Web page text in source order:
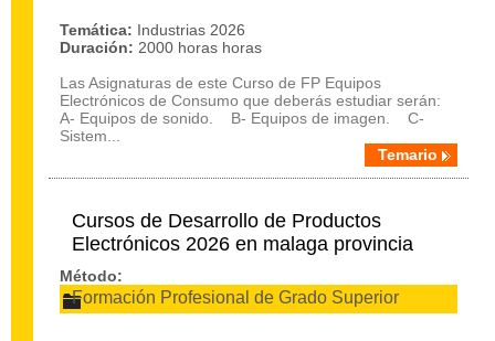
Temática: Industrias 2026
Duración: 2000 horas horas
Las Asignaturas de este Curso de FP Equipos
Electrónicos de Consumo que deberás estudiar serán:
A- Equipos de sonido. B- Equipos de imagen. C-
Sistem...
Temario
Cursos de Desarrollo de Productos
Electrónicos 2026 en malaga provincia
Método:
Formación Profesional de Grado Superior